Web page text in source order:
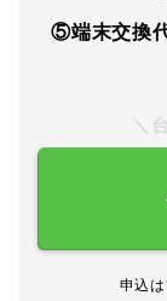
⑤端末交換
＼
申込